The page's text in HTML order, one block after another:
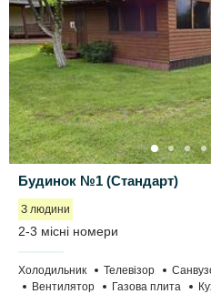
Будинок №1 (Стандарт)
З людини
2-3 місні номери
Холодильник Телевізор
Вентилятор
Газова плита